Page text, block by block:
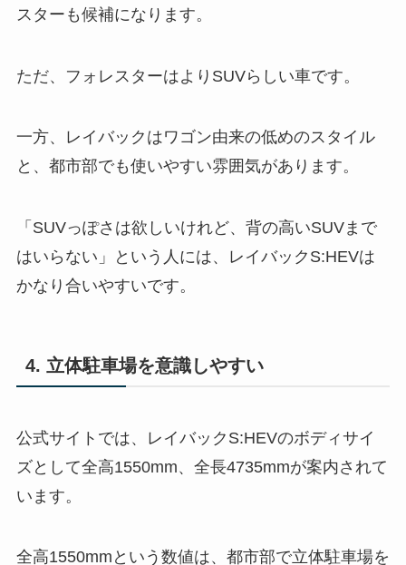
スターも候補になります。
ただ、フォレスターはよりSUVらしい車です。
一方、レイバックはワゴン由来の低めのスタイル
と、都市部でも使いやすい雰囲気があります。
「SUVっぽさは欲しいけれど、背の高いSUVまで
はいらない」という人には、レイバックS:HEVは
かなり合いやすいです。
4. 立体駐車場を意識しやすい
公式サイトでは、レイバックS:HEVのボディサイ
ズとして全高1550mm、全長4735mmが案内されて
います。
全高1550mmという数値は、都市部で立体駐車場を